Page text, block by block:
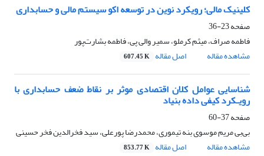
کلینیک مالی؛ رویکرد نوین در توسعه اکو سیستم مالی و حسابداری
صفحه23-36
فاطمه صراف، میثم کرملو، سمیر والی پی، فاطمه بشارت‌پور
مشاهده مقاله
اصل مقاله 607.45 K
شناسایی عوامل کلان اقتصادی موثر بر نقاط ضعف حسابداری با
رویـکرد کیفی داده بنیاد
صفحه37-60
بی‌بی مریم موسوی بنه تیموری، محمدرضا پورعلی، سید فخرالدین فخر حسینی
مشاهده مقاله
اصل مقاله 853.77 K